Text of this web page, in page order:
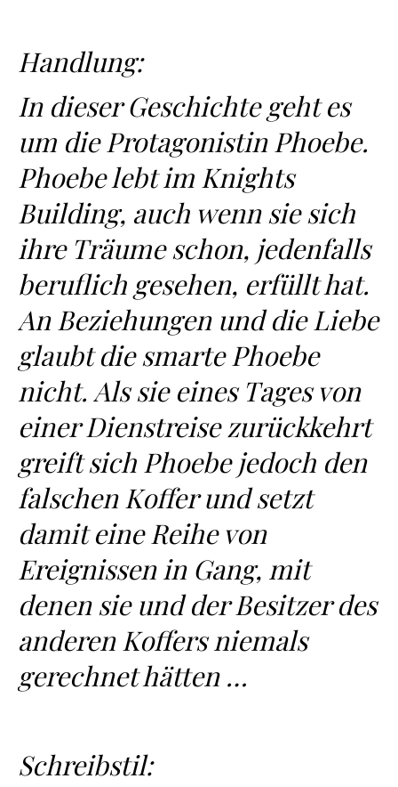
Handlung:
In dieser Geschichte geht es
um die Protagonistin Phoebe.
Phoebe lebt im Knights
Building, auch wenn sie sich
ihre Träume schon, jedenfalls
beruflich gesehen, erfüllt hat.
An Beziehungen und die Liebe
glaubt die smarte Phoebe
nicht. Als sie eines Tages von
einer Dienstreise zurückkehrt
greift sich Phoebe jedoch den
falschen Koffer und setzt
damit eine Reihe von
Ereignissen in Gang, mit
denen sie und der Besitzer des
anderen Koffers niemals
gerechnet hätten …
Schreibstil: